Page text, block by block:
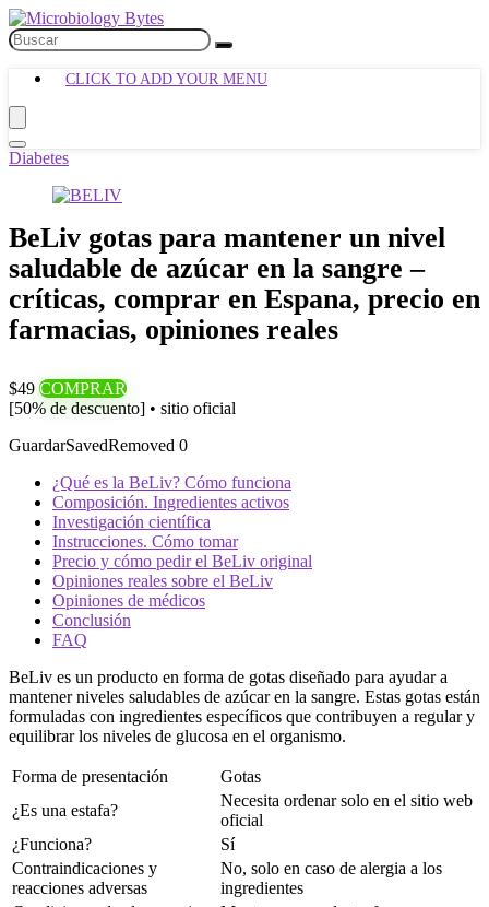
CLICK TO ADD YOUR MENU
Diabetes
BeLiv gotas para mantener un nivel
saludable de azúcar en la sangre –
críticas, comprar en Espana, precio en
farmacias, opiniones reales
$49 COMPRAR
[50% de descuento] • sitio oficial
GuardarSavedRemoved 0
¿Qué es la BeLiv? Cómo funciona
Composición. Ingredientes activos
Investigación científica
Instrucciones. Cómo tomar
Precio y cómo pedir el BeLiv original
Opiniones reales sobre el BeLiv
Opiniones de médicos
Conclusión
FAQ
BeLiv es un producto en forma de gotas diseñado para ayudar a
mantener niveles saludables de azúcar en la sangre. Estas gotas están
formuladas con ingredientes específicos que contribuyen a regular y
equilibrar los niveles de glucosa en el organismo.
Forma de presentación
Gotas
¿Es una estafa?
Necesita ordenar solo en el sitio web
oficial
¿Funciona?
Sí
Contraindicaciones y
reacciones adversas
No, solo en caso de alergia a los
ingredientes